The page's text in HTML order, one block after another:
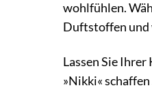
wohlfühlen.
Duftstoffen und
Lassen Sie
»Nikki«